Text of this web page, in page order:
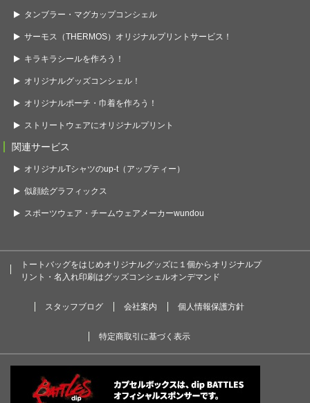
タンブラー・マグカップコンシェル
サーモス（THERMOS）オリジナルプリントサービス！
キラキラシールを作ろう！
オリジナルグッズコンシェル！
オリジナルポーチ・巾着を作ろう！
ストリートウェアにオリジナルプリント
関連サービス
オリジナルTシャツのup-t（アップティー）
似顔絵グラフィックス
スポーツウェア・チームウェアメーカーwundou
トートバッグをはじめオリジナルグッズに１個からオリジナルプ
リント・名入れ印刷はグッズコンシェルオンデマンド
スタッフブログ 会社案内 個人情報保護方針
特定商取引に基づく表示